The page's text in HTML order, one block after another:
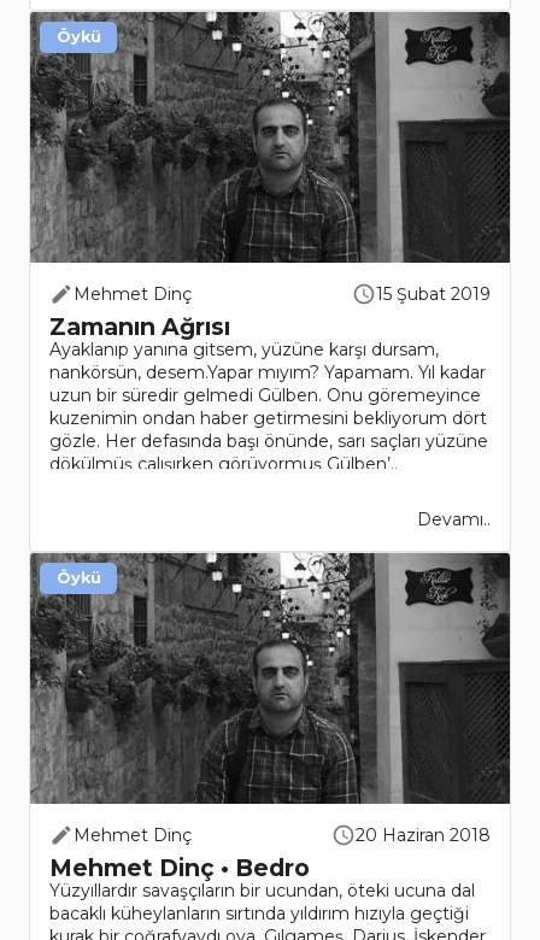
Mehmet Dinç 15 Şubat 2019
Zamanın Ağrısı
Ayaklanıp yanına gitsem, yüzüne karşı dursam,
nankörsün, desem.Yapar mıyım? Yapamam. Yıl kadar
uzun bir süredir gelmedi Gülben. Onu göremeyince
kuzenimin ondan haber getirmesini bekliyorum dört
gözle. Her defasında başı önünde, sarı saçları yüzüne
dökülmüş çalışırken görüyormuş Gülben’..
Devamı..
Öykü
Mehmet Dinç 20 Haziran 2018
Mehmet Dinç • Bedro
Yüzyıllardır savaşçıların bir ucundan, öteki ucuna dal
bacaklı küheylanların sırtında yıldırım hızıyla geçtiği
Öykü